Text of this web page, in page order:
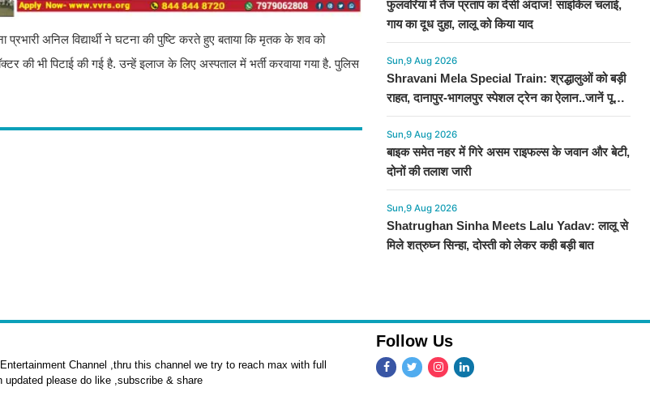
प्रभारी अनिल विद्यार्थी ने घटना की पुष्टि करते हुए बताया कि मृतक के शव को
की भी पिटाई की गई है. उन्हें इलाज के लिए अस्पताल में भर्ती करवाया गया है. पुलिस
फुलवरिया में तेज प्रताप का देसी अंदाज! साइकिल चलाई,
गाय का दूध दुहा, लालू को किया याद
Sun,9 Aug 2026
Shravani Mela Special Train: श्रद्धालुओं को बड़ी
राहत, दानापुर-भागलपुर स्पेशल ट्रेन का ऐलान..जानें पूरा
टाइमटेबल...
Sun,9 Aug 2026
बाइक समेत नहर में गिरे असम राइफल्स के जवान और बेटी,
दोनों की तलाश जारी
Sun,9 Aug 2026
Shatrughan Sinha Meets Lalu Yadav: लालू से
मिले शत्रुघ्न सिन्हा, दोस्ती को लेकर कही बड़ी बात
Channel ,thru this channel we try to reach max with full
please do like ,subscribe & share
Follow Us